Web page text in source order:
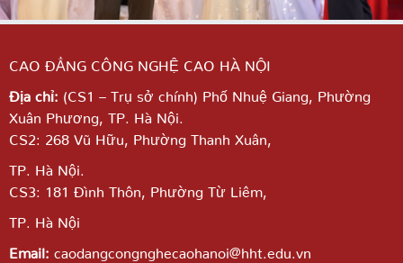
CAO ĐẲNG CÔNG NGHỆ CAO HÀ NỘI
Địa chỉ: (CS1 – Trụ sở chính) Phố Nhuệ Giang, Phường
Xuân Phương, TP. Hà Nội.
CS2: 268 Vũ Hữu, Phường Thanh Xuân,
TP. Hà Nội.
CS3: 181 Đình Thôn, Phường Từ Liêm,
TP. Hà Nội
Email: caodangcongnghecaohanoi@hht.edu.vn